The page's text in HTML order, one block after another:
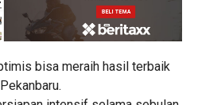
bisa meraih hasil terbaik